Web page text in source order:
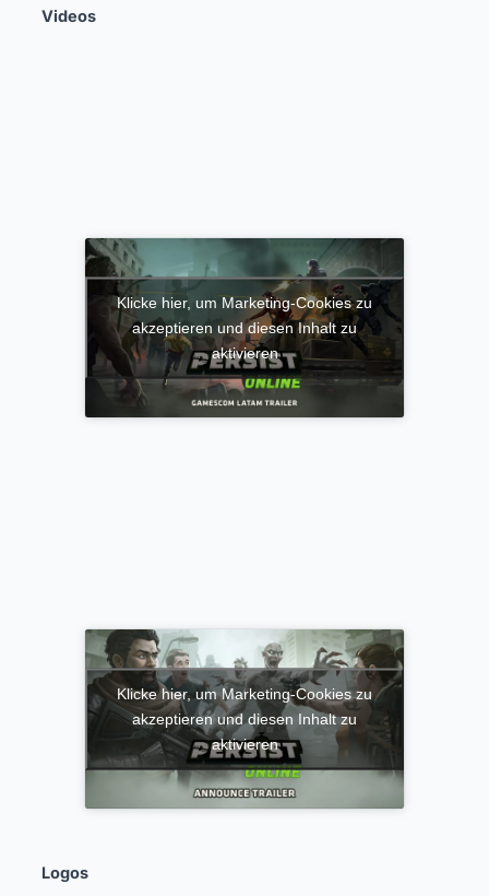
Videos
Klicke hier, um Marketing-Cookies zu
akzeptieren und diesen Inhalt zu
aktivieren
Klicke hier, um Marketing-Cookies zu
akzeptieren und diesen Inhalt zu
aktivieren
Logos